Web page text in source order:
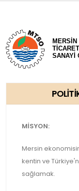
MERSİN
SANAYİ
MİSYON:
Mersin
kentin ve
sağlamak.